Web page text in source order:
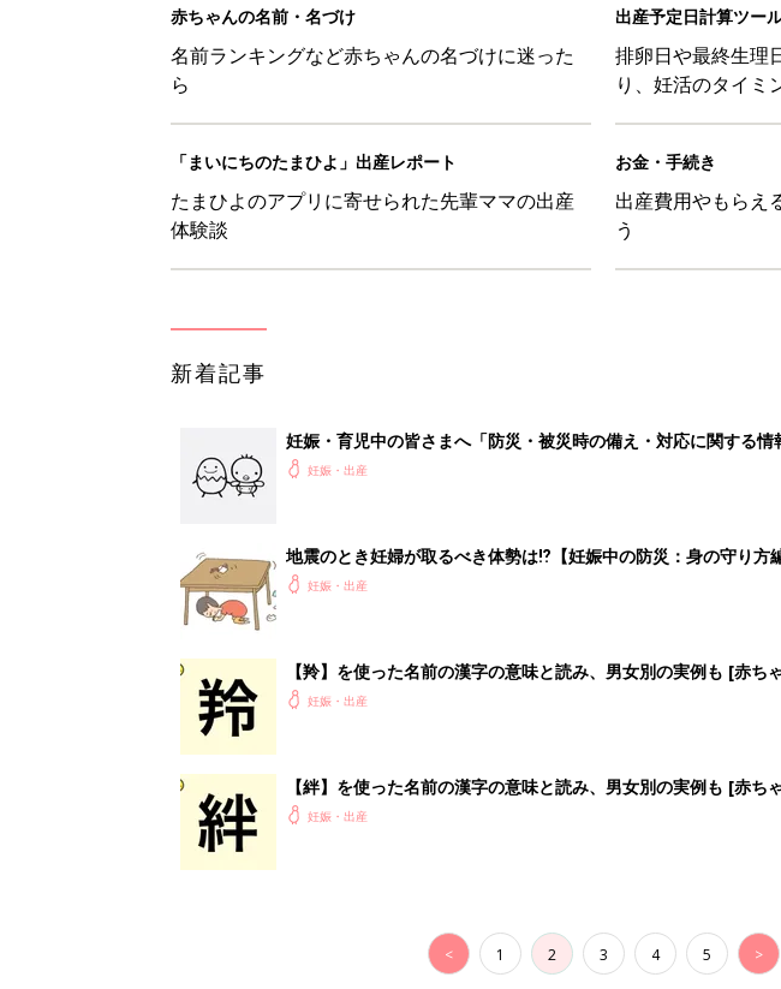
赤ちゃんの名前・名づけ
名前ランキングなど赤ちゃんの名づけに迷った
ら
出産予定日計算ツー
排卵日や最終生理
り、妊活のタイミ
「まいにちのたまひよ」出産レポート
たまひよのアプリに寄せられた先輩ママの出産
体験談
お金・手続き
出産費用やもらえ
う
新着記事
妊娠・育児中の皆さまへ「防災・被災時の備え・対応に関する情
妊娠・出産
地震のとき妊婦が取るべき体勢は⁉︎【妊娠中の防災：身の守り方
妊娠・出産
【羚】を使った名前の漢字の意味と読み、男女別の実例も [赤ち
妊娠・出産
【絆】を使った名前の漢字の意味と読み、男女別の実例も [赤ち
妊娠・出産
< 1 2 3 4 5 >